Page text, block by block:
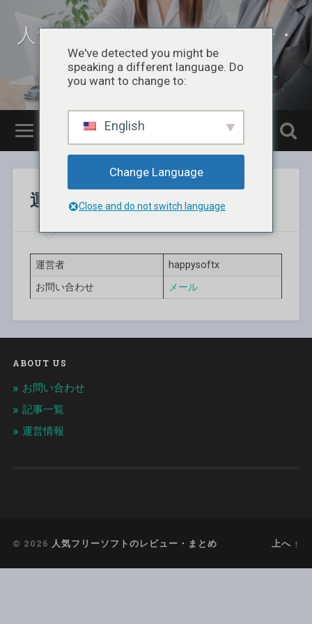
人気フリーソフトのレビュー・
まとめ
無料のソフトやアプリをお届けるするITメディア
運営情報
運営者
happysoftx
お問い合わせ
メール
ABOUT US
お問い合わせ
記事一覧
運営情報
© 2026 人気フリーソフトのレビュー・まとめ 上へ ↑
We've detected you might be
speaking a different language. Do
you want to change to:
English
Change Language
Close and do not switch language